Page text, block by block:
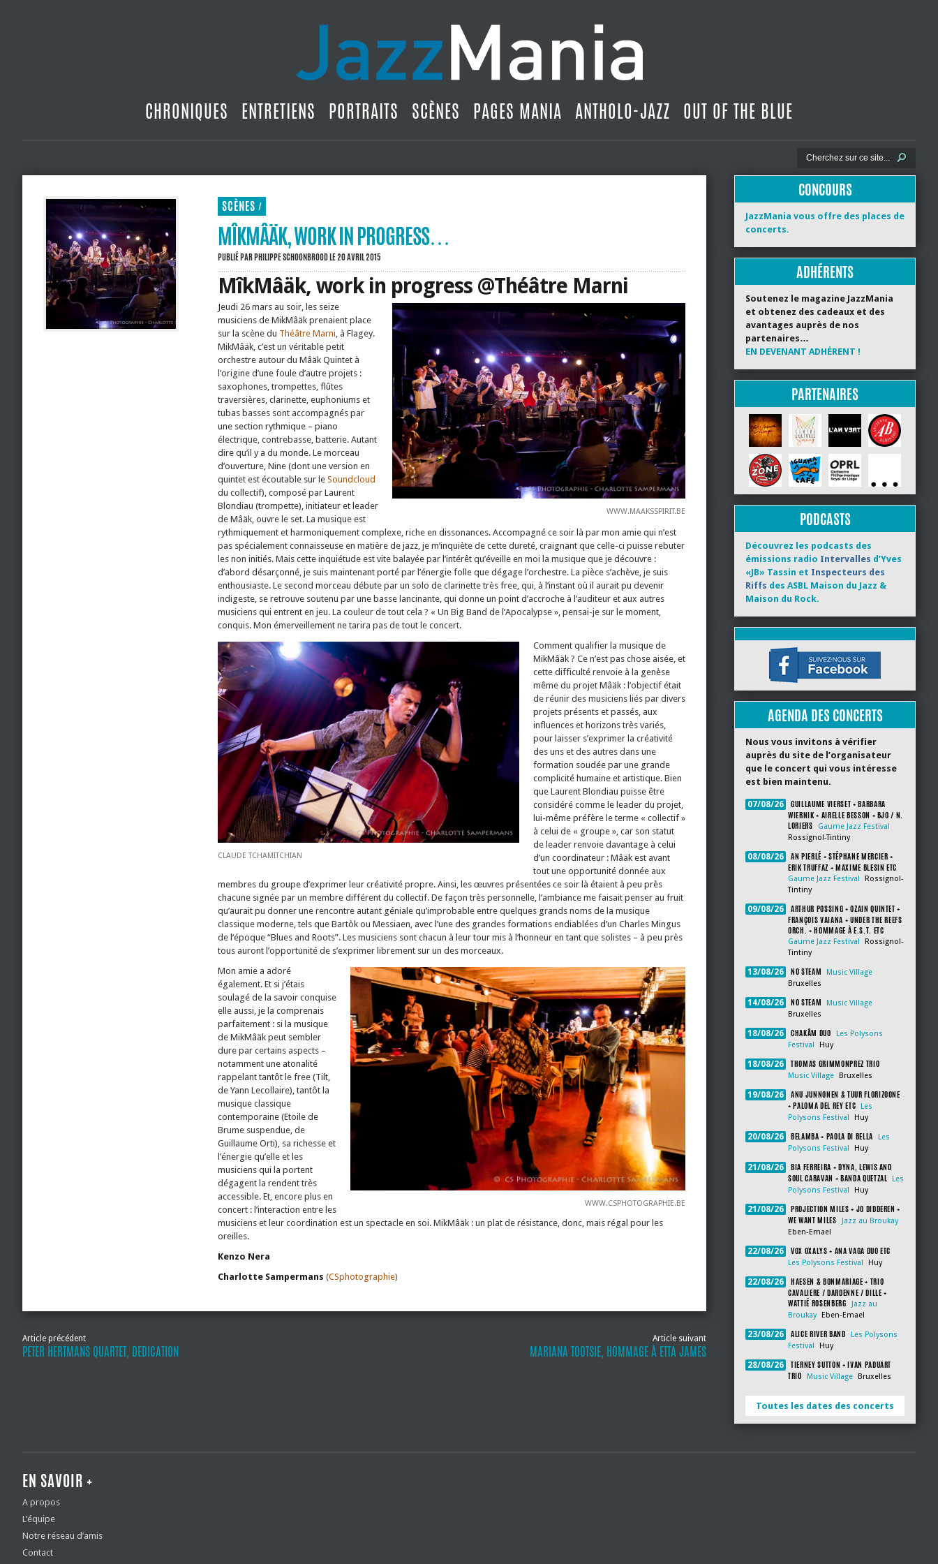
CHRONIQUES ENTRETIENS PORTRAITS SCÈNES PAGES MANIA ANTHOLO-JAZZ OUT OF THE BLUE
SCÈNES /
MÎKMÂÄK, WORK IN PROGRESS…
PUBLIÉ PARPHILIPPE SCHOONBROODLE 20 AVRIL 2015
MîkMâäk, work in progress @Théâtre Marni
WWW.MAAKSSPIRIT.BE
Jeudi 26 mars au soir, les seize
musiciens de MikMâäk prenaient place
sur la scène du Théâtre Marni, à Flagey.
MikMâäk, c’est un véritable petit
orchestre autour du Mâäk Quintet à
l’origine d’une foule d’autre projets :
saxophones, trompettes, flûtes
traversières, clarinette, euphoniums et
tubas basses sont accompagnés par
une section rythmique – piano
électrique, contrebasse, batterie. Autant
dire qu’il y a du monde. Le morceau
d’ouverture, Nine (dont une version en
quintet est écoutable sur le Soundcloud
du collectif), composé par Laurent
Blondiau (trompette), initiateur et leader
de Mâäk, ouvre le set. La musique est
rythmiquement et harmoniquement complexe, riche en dissonances. Accompagné ce soir là par mon amie qui n’est
pas spécialement connaisseuse en matière de jazz, je m’inquiète de cette dureté, craignant que celle-ci puisse rebuter
les non initiés. Mais cette inquiétude est vite balayée par l’intérêt qu’éveille en moi la musique que je découvre :
d’abord désarçonné, je suis maintenant porté par l’énergie folle que dégage l’orchestre. La pièce s’achève, je suis
enthousiaste. Le second morceau débute par un solo de clarinette très free, qui, à l’instant où il aurait pu devenir
indigeste, se retrouve soutenu par une basse lancinante, qui donne un point d’accroche à l’auditeur et aux autres
musiciens qui entrent en jeu. La couleur de tout cela ? « Un Big Band de l’Apocalypse », pensai-je sur le moment,
conquis. Mon émerveillement ne tarira pas de tout le concert.
CLAUDE TCHAMITCHIAN
Comment qualifier la musique de
MikMâäk ? Ce n’est pas chose aisée, et
cette difficulté renvoie à la genèse
même du projet Mâäk : l’objectif était
de réunir des musiciens liés par divers
projets présents et passés, aux
influences et horizons très variés,
pour laisser s’exprimer la créativité
des uns et des autres dans une
formation soudée par une grande
complicité humaine et artistique. Bien
que Laurent Blondiau puisse être
considéré comme le leader du projet,
lui-même préfère le terme « collectif »
à celui de « groupe », car son statut
de leader renvoie davantage à celui
d’un coordinateur : Mâäk est avant
tout une opportunité donnée aux
membres du groupe d’exprimer leur créativité propre. Ainsi, les œuvres présentées ce soir là étaient à peu près
chacune signée par un membre différent du collectif. De façon très personnelle, l’ambiance me faisait penser au fruit
qu’aurait pu donner une rencontre autant géniale qu’improbable entre quelques grands noms de la musique
classique moderne, tels que Bartòk ou Messiaen, avec l’une des grandes formations endiablées d’un Charles Mingus
de l’époque “Blues and Roots”. Les musiciens sont chacun à leur tour mis à l’honneur en tant que solistes – à peu près
tous auront l’opportunité de s’exprimer librement sur un des morceaux.
WWW.CSPHOTOGRAPHIE.BE
Mon amie a adoré
également. Et si j’étais
soulagé de la savoir conquise
elle aussi, je la comprenais
parfaitement : si la musique
de MikMâäk peut sembler
dure par certains aspects –
notamment une atonalité
rappelant tantôt le free (Tilt,
de Yann Lecollaire), tantôt la
musique classique
contemporaine (Etoile de
Brume suspendue, de
Guillaume Orti), sa richesse et
l’énergie qu’elle et les
musiciens qui la portent
dégagent la rendent très
accessible. Et, encore plus en
concert : l’interaction entre les
musiciens et leur coordination est un spectacle en soi. MikMâäk : un plat de résistance, donc, mais régal pour les
oreilles.
Kenzo Nera
Charlotte Sampermans (CSphotographie)
Article précédent
PETER HERTMANS QUARTET, DEDICATION
Article suivant
MARIANA TOOTSIE, HOMMAGE À ETTA JAMES
CONCOURS
JazzMania vous offre des places de
concerts.
ADHÉRENTS
Soutenez le magazine JazzMania
et obtenez des cadeaux et des
avantages auprès de nos
partenaires…
EN DEVENANT ADHÉRENT !
PARTENAIRES
PODCASTS
Découvrez les podcasts des
émissions radio Intervalles d’Yves
«JB» Tassin et Inspecteurs des
Riffs des ASBL Maison du Jazz &
Maison du Rock.
AGENDA DES CONCERTS
Nous vous invitons à vérifier
auprès du site de l’organisateur
que le concert qui vous intéresse
est bien maintenu.
07/08/26
GUILLAUME VIERSET + BARBARA
WIERNIK + AIRELLE BESSON + BJO / N.
LORIERS
Gaume Jazz Festival
Rossignol-Tintiny
08/08/26
AN PIERLÉ + STÉPHANE MERCIER +
ERIK TRUFFAZ + MAXIME BLESIN ETC
Gaume Jazz Festival
Rossignol-
Tintiny
09/08/26
ARTHUR POSSING + OZAIN QUINTET +
FRANÇOIS VAIANA + UNDER THE REEFS
ORCH. + HOMMAGE À E.S.T. ETC
Gaume Jazz Festival
Rossignol-
Tintiny
13/08/26 NO STEAM
Music Village
Bruxelles
14/08/26 NO STEAM
Music Village
Bruxelles
18/08/26 CHAKÂM DUO
Les Polysons
Festival
Huy
18/08/26 THOMAS GRIMMONPREZ TRIO
Music Village Bruxelles
19/08/26
ANU JUNNONEN & TUUR FLORIZOONE
+ PALOMA DEL REY ETC
Les
Polysons Festival
Huy
20/08/26 BELAMBA + PAOLA DI BELLA
Les
Polysons Festival
Huy
21/08/26
BIA FERREIRA + DYNA, LEWIS AND
SOUL CARAVAN + BANDA QUETZAL
Les
Polysons Festival
Huy
21/08/26
PROJECTION MILES + JO DIDDEREN +
WE WANT MILES
Jazz au Broukay
Eben-Emael
22/08/26 VOX OXALYS + ANA VAGA DUO ETC
Les Polysons Festival Huy
22/08/26
HAESEN & BONMARIAGE + TRIO
CAVALIERE / DARDENNE / DILLE +
WATTIÉ ROSENBERG
Jazz au
Broukay
Eben-Emael
23/08/26 ALICE RIVER BAND
Les Polysons
Festival
Huy
28/08/26
TIERNEY SUTTON + IVAN PADUART
TRIO
Music Village Bruxelles
Toutes les dates des concerts
EN SAVOIR +
A propos
L’équipe
Notre réseau d’amis
Contact